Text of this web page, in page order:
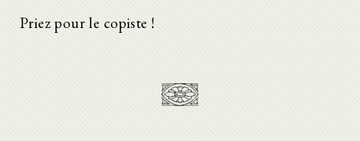
Priez pour le copiste !